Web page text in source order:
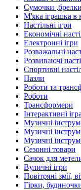
Сумочки
М'яка іграшка в
Настільні ігри
Економічні
Електронні ігри
Розважальні
Розвиваючі
Спортивні
Пазли
Роботи та
Роботи
Трансформери
Інтерактивні
Музичні
Музичні
Музичні
Сезонні товари
Сачок для
Вуличні ігри
Повітряні змії,
Гірки,